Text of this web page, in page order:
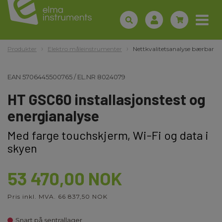
Produkter Elektro måleinstrumenter Nettkvalitetsanalyse bærbar
EAN 5706445500765/EL.NR 8024079
HT GSC60 installasjonstest og
energianalyse
Med farge touchskjerm, Wi-Fi og data i
skyen
53 470,00 NOK
Pris inkl. MVA. 66 837,50 NOK
Snart på sentrallager